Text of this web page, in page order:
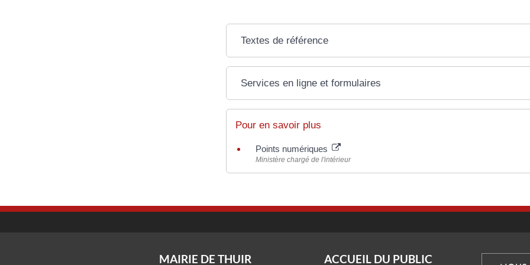
Textes de référence
Services en ligne et formulaires
Pour en savoir plus
Points numériques
Ministère chargé de l'intérieur
MAIRIE DE THUIR ACCUEIL DU PUBLIC